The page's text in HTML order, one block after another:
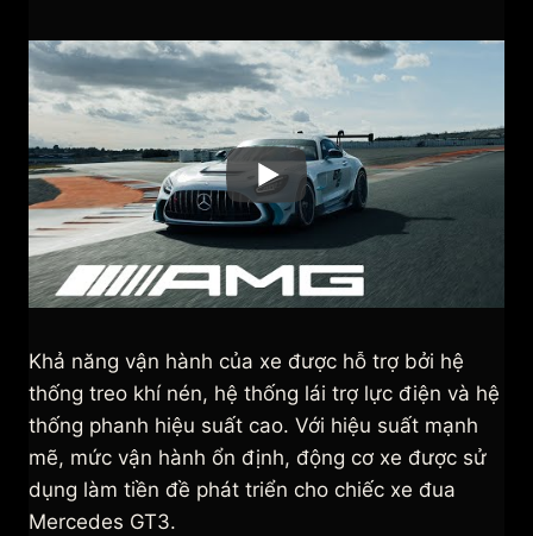
Khả năng vận hành của xe được hỗ trợ bởi hệ
thống treo khí nén, hệ thống lái trợ lực điện và hệ
thống phanh hiệu suất cao. Với hiệu suất mạnh
mẽ, mức vận hành ổn định, động cơ xe được sử
dụng làm tiền đề phát triển cho chiếc xe đua
Mercedes GT3.